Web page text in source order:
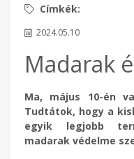
2024.05.10
Madarak
Ma, május 10-én
Tudtátok, hogy a
egyik legjobb
madarak védelme